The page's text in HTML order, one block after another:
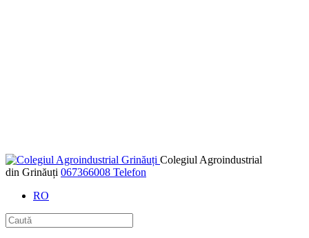
Colegiul Agroindustrial
din Grinăuți 067366008 Telefon
RO